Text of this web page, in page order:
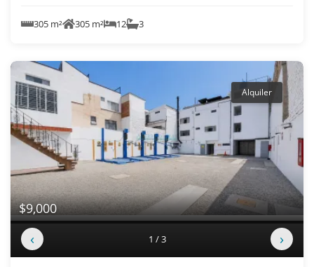
305 m² 305 m² 12 3
Alquiler
$9,000
‹ 1 / 3 ›